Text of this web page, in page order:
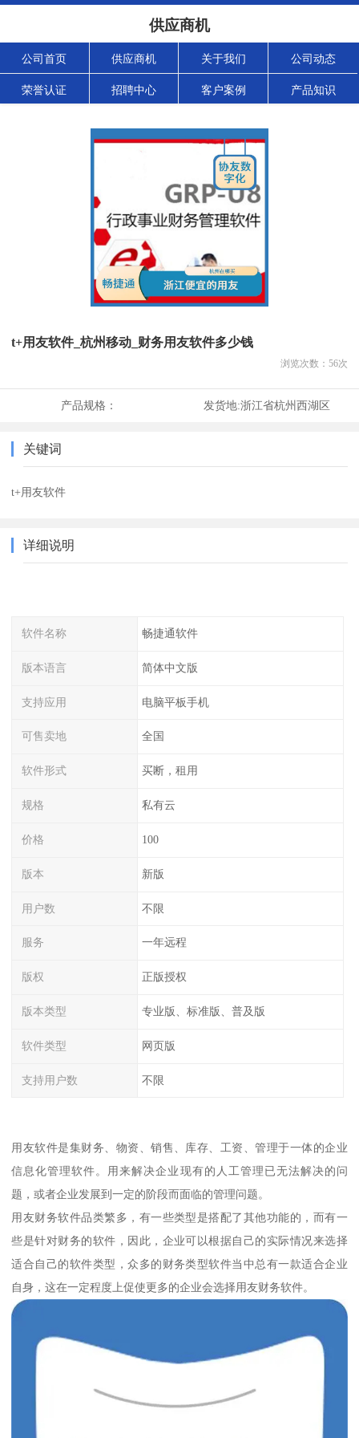
供应商机
公司首页 供应商机 关于我们 公司动态
荣誉认证 招聘中心 客户案例 产品知识
t+用友软件_杭州移动_财务用友软件多少钱
浏览次数： 56次
产品规格： 发货地:浙江省杭州西湖区
关键词
t+用友软件
详细说明
软件名称 畅捷通软件
版本语言 简体中文版
支持应用 电脑平板手机
可售卖地 全国
软件形式 买断，租用
规格 私有云
价格 100
版本 新版
用户数 不限
服务 一年远程
版权 正版授权
版本类型 专业版、标准版、普及版
软件类型 网页版
支持用户数 不限
用友软件是集财务、物资、销售、库存、工资、管理于一体的企业
信息化管理软件。用来解决企业现有的人工管理已无法解决的问
题，或者企业发展到一定的阶段而面临的管理问题。
用友财务软件品类繁多，有一些类型是搭配了其他功能的，而有一
些是针对财务的软件，因此，企业可以根据自己的实际情况来选择
适合自己的软件类型，众多的财务类型软件当中总有一款适合企业
自身，这在一定程度上促使更多的企业会选择用友财务软件。